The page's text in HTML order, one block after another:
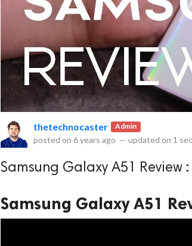
thetechnocaster Admin
posted on 6 years ago — updated on 1
Samsung Galaxy A51 Review
Samsung Galaxy A51